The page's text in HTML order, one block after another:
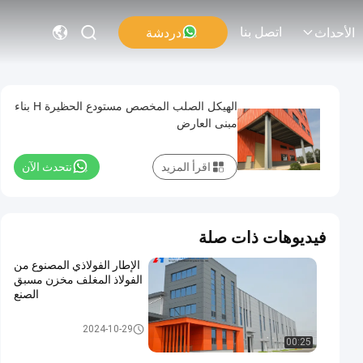
الأحداث اتصل بنا دردشة
الهيكل الصلب المخصص مستودع الحظيرة H بناء
مبنى العارض
نتحدث الآن اقرأ المزيد
فيديوهات ذات صلة
00:25
الإطار الفولاذي المصنوع من
الفولاذ المغلف مخزن مسبق
الصنع
مستودع الهيكل الصلبي2024-10-29